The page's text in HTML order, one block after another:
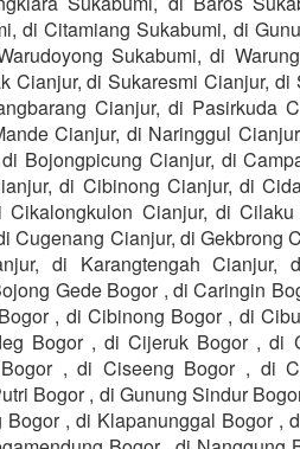
di Citamiang Sukabumi, di
Sukabumi, di
Cianjur, di Sukaresmi Cianjur, di
Cianjur, di Pasirkuda
Cianjur, di Naringgul
Bojongpicung Cianjur, di
di Cibinong Cianjur, di
Cianjur, di
Cugenang Cianjur, di Gekbrong
di Karangtengah Cianjur,
Gede Bogor , di Caringin
, di Cibinong Bogor , di
Bogor , di Cijeruk Bogor , di
, di Ciseeng Bogor , di
Bogor , di Gunung Sindur
, di Klapanunggal Bogor ,